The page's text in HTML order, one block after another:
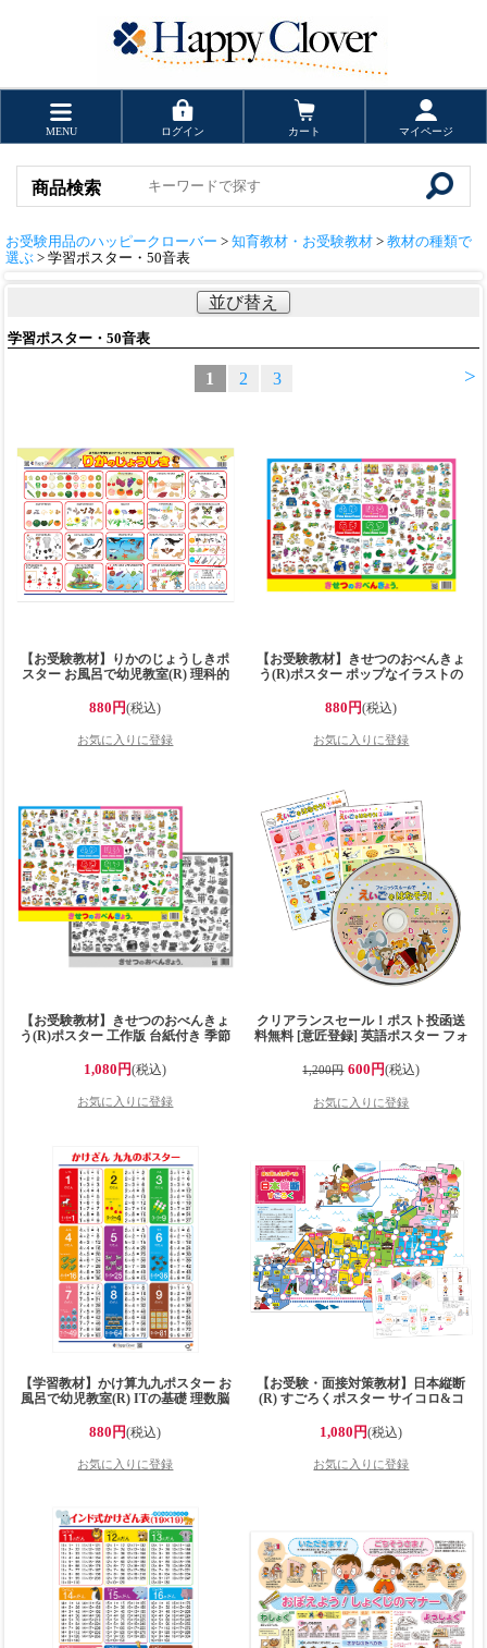
MENU ログイン カート マイページ
商品検索
お受験用品のハッピークローバー > 知育教材・お受験教材 > 教材の種類で
選ぶ > 学習ポスター・50音表
並び替え
学習ポスター・50音表
>
1 2 3
【お受験教材】りかのじょうしきポ
スター お風呂で幼児教室(R) 理科的
ズ(728x515mm)の学習ポスター お風
呂で学習 小学校受験 小学校受験準備
知育玩具 日本製で安心安全 お風呂ポ
スター 小学校受験問題に対応【お風
880円(税込)
【お受験教材】きせつのおべんきょ
う(R)ポスター ポップなイラストの
お勉強 大きなB2サイズ(728x515mm)
の学習ポスター 小学校受験 小学校受
験準備 知育 日本製で安心安全 お風
呂ポスター 小学校受験問題に対応
880円(税込)
【お受験教材】きせつのおべんきょ
う(R)ポスター 工作版 台紙付き 季節
(728x515mm)の学習ポスター ハサミ
の使い方 小学校受験 小学校受験準備
知育玩具 日本製で安心安全 小学校受
験問題に対応【工作して学べるポス
1,080円(税込)
クリアランスセール！ポスト投函送
料無料 [意匠登録] 英語ポスター フォ
せ！脱カタカナ英語 フォニックスル
ール教材 ポスター2種 CD 下敷き 4点
セット Phonics Alphabet ※ポスト投
函のためポスターは折りたたんでの
1,200円 600円(税込)
【学習教材】かけ算九九ポスター お
風呂で幼児教室(R) ITの基礎 理数脳
なB2サイズ(728x515mm)の学習ポス
ター お風呂で学習 小学生向け 知育
玩具 日本製で安心安全 お風呂ポスタ
ー【お風呂に貼れる】
880円(税込)
【お受験・面接対策教材】日本縦断
(R) すごろくポスター サイコロ&コ
きなB2サイズ(728x515mm)の学習す
ごろく 工作で学習 小学校受験準備
知育玩具 小学校受験 日本製で安心安
全 工作ポスター 小学校受験問題に対
1,080円(税込)